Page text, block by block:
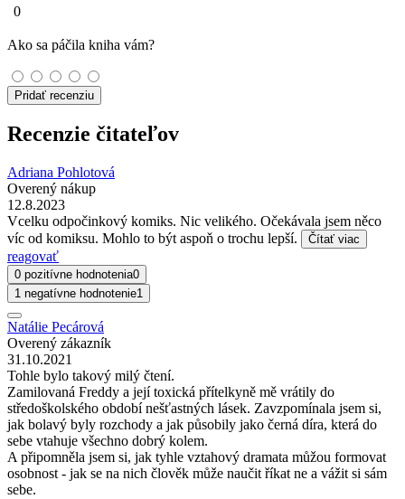
0
Ako sa páčila kniha vám?
Pridať recenziu
Recenzie čitateľov
Adriana Pohlotová
Overený nákup
12.8.2023
Vcelku odpočinkový komiks. Nic velikého. Očekávala jsem něco
víc od komiksu. Mohlo to být aspoň o trochu lepší.
Čítať viac
reagovať
0 pozitívne hodnotenia0
1 negatívne hodnotenie1
Natálie Pecárová
Overený zákazník
31.10.2021
Tohle bylo takový milý čtení.
Zamilovaná Freddy a její toxická přítelkyně mě vrátily do
středoškolského období nešťastných lásek. Zavzpomínala jsem si,
jak bolavý byly rozchody a jak působily jako černá díra, která do
sebe vtahuje všechno dobrý kolem.
A připomněla jsem si, jak tyhle vztahový dramata můžou formovat
osobnost - jak se na nich člověk může naučit říkat ne a vážit si sám
sebe.